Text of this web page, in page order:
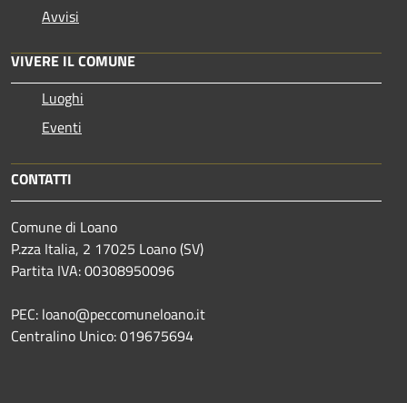
Avvisi
VIVERE IL COMUNE
Luoghi
Eventi
CONTATTI
Comune di Loano
P.zza Italia, 2 17025 Loano (SV)
Partita IVA: 00308950096
PEC: loano@peccomuneloano.it
Centralino Unico: 019675694